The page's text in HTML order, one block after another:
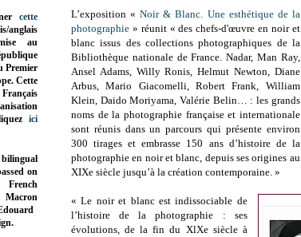
L’exposition «Noir & Blanc. Une esthétique de la
photographie » réunit « des chefs-d'œuvre en noir et
blanc issus des collections photographiques de la
Bibliothèque nationale de France. Nadar, Man Ray,
Ansel Adams, Willy Ronis, Helmut Newton, Diane
Arbus, Mario Giacomelli, Robert Frank, William
Klein, Daido Moriyama, Valérie Belin… : les grands
noms de la photographie française et internationale
sont réunis dans un parcours qui présente environ
300 tirages et embrasse 150 ans d’histoire de la
photographie en noir et blanc, depuis ses origines au
XIXe siècle jusqu’à la création contemporaine. »
« Le noir et blanc est indissociable de
l’histoire de la photographie : ses
évolutions, de la fin du XlXe siècle à
cette
anglais
au
Premier
Cette
ici
on